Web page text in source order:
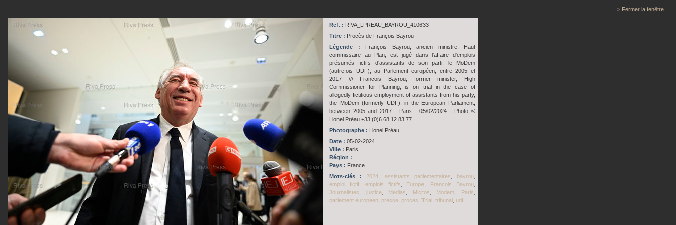
> Fermer la fenêtre
Ref. : RIVA_LPREAU_BAYROU_410633
Titre : Procès de François Bayrou
Légende : François Bayrou, ancien ministre, Haut
commissaire au Plan, est jugé dans l'affaire d'emplois
présumés fictifs d'assistants de son parti, le MoDem
(autrefois UDF), au Parlement européen, entre 2005 et
2017 /// François Bayrou, former minister, High
Commissioner for Planning, is on trial in the case of
allegedly fictitious employment of assistants from his party,
the MoDem (formerly UDF), in the European Parliament,
between 2005 and 2017 - Paris - 05/02/2024 - Photo ©
Lionel Préau +33 (0)6 68 12 83 77
Photographe : Lionel Préau
Date : 05-02-2024
Ville : Paris
Région :
Pays : France
Mots-clés :
2024 assistants parlementaires bayrou
emploi fictif, emplois fictifs Europe Francois Bayrou
Journalistes
justice, Medias Micros Modem Paris
parlement europeen presse proces Trial tribunal udf